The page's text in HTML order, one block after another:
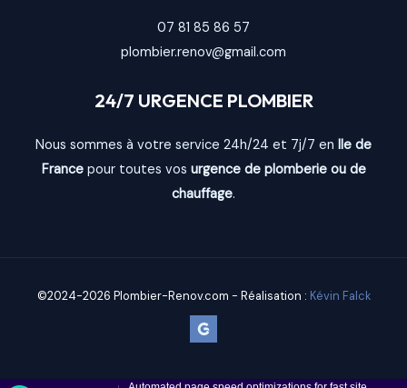
07 81 85 86 57
plombier.renov@gmail.com
24/7 URGENCE PLOMBIER
Nous sommes à votre service 24h/24 et 7j/7 en Ile de
Francepour toutes vos urgence de plomberie ou de
chauffage.
©2024-2026 Plombier-Renov.com - Réalisation : Kévin Falck